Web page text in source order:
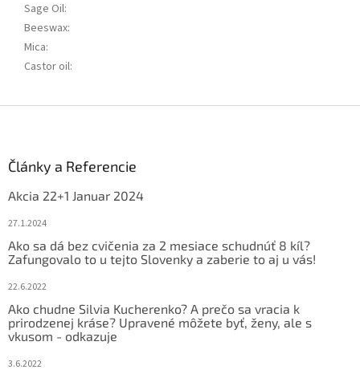
Sage Oil:
Beeswax:
Mica:
Castor oil:
Články a Referencie
Akcia 22+1 Januar 2024
27.1.2024
Ako sa dá bez cvičenia za 2 mesiace schudnúť 8 kíl?
Zafungovalo to u tejto Slovenky a zaberie to aj u vás!
22.6.2022
Ako chudne Silvia Kucherenko? A prečo sa vracia k
prirodzenej kráse? Upravené môžete byť, ženy, ale s
vkusom - odkazuje
3.6.2022